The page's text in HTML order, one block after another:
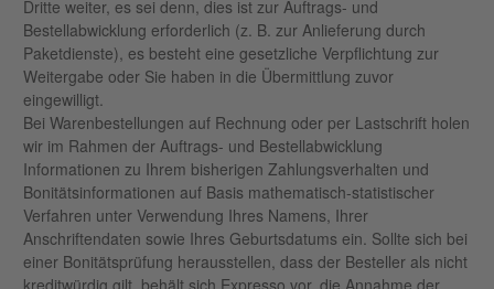
Dritte weiter, es sei denn, dies ist zur Auftrags- und
Bestellabwicklung erforderlich (z. B. zur Anlieferung durch
Paketdienste), es besteht eine gesetzliche Verpflichtung zur
Weitergabe oder Sie haben in die Übermittlung zuvor
eingewilligt.
Bei Warenbestellungen auf Rechnung oder per Lastschrift holen
wir im Rahmen der Auftrags- und Bestellabwicklung
Informationen zu Ihrem bisherigen Zahlungsverhalten und
Bonitätsinformationen auf Basis mathematisch-statistischer
Verfahren unter Verwendung Ihres Namens, Ihrer
Anschriftendaten sowie Ihres Geburtsdatums ein. Sollte sich bei
einer Bonitätsprüfung herausstellen, dass der Besteller als nicht
kreditwürdig gilt, behält sich Expresso vor, die Annahme der